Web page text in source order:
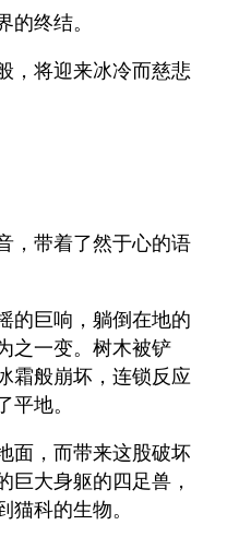
终结。
，将迎来冰冷而慈悲
，带着了然于心的语
的巨响，躺倒在地的
之一变。树木被铲
霜般崩坏，连锁反应
地。
面，而带来这股破坏
巨大身躯的四足兽，
科的生物。